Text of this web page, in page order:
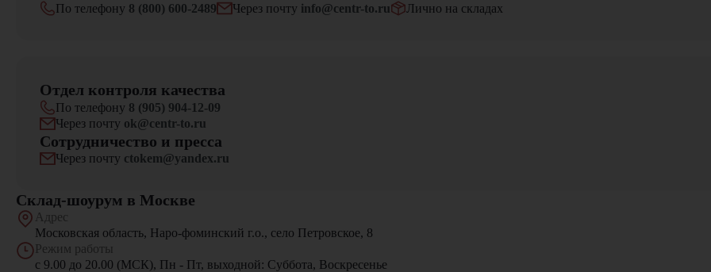
По телефону 8 (800) 600-2489 Через почту info@centr-to.ru Лично на складах
Отдел контроля качества
По телефону 8 (905) 904-12-09
Через почту ok@centr-to.ru
Сотрудничество и пресса
Через почту ctokem@yandex.ru
Склад-шоурум в Москве
Адрес
Московская область, Наро-фоминский г.о., село Петровское, 8
Режим работы
с 9.00 до 20.00 (МСК), Пн - Пт, выходной: Cуббота, Воскресенье